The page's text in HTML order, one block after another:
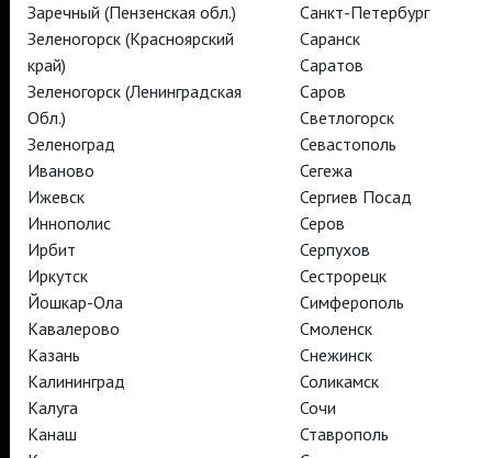
TheatreHD Опера
TheatreHD Балет в кино
АРТ-ЛЕКТОРИЙ В КИНО
TheatreHD
АРТ-ЛЕКТОРИЙ В КИНО
TheatreHD
TheatreHD Опера
TheatreHD Балет в кино
АРТ-ЛЕКТОРИЙ В КИНО
Поддержать
Стать волонтёром
Как организовать показ в вашем городе
Заречный (Пензенская обл.)
Зеленогорск (Красноярский
край)
Зеленогорск (Ленинградская
Обл.)
Зеленоград
Иваново
Ижевск
Иннополис
Ирбит
Иркутск
Йошкар-Ола
Кавалерово
Казань
Калининград
Калуга
Канаш
Санкт-Петербург
Саранск
Саратов
Саров
Светлогорск
Севастополь
Сегежа
Сергиев Посад
Серов
Серпухов
Сестрорецк
Симферополь
Смоленск
Снежинск
Соликамск
Сочи
Ставрополь